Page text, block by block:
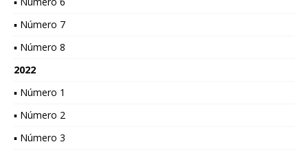
▪ Número 7
▪ Número 8
2022
▪ Número 1
▪ Número 2
▪ Número 3